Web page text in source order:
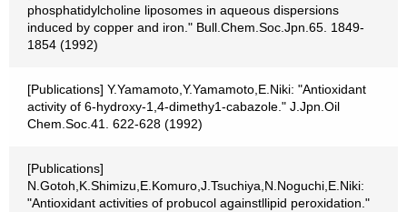
phosphatidylcholine liposomes in aqueous dispersions
induced by copper and iron." Bull.Chem.Soc.Jpn.65. 1849-
1854 (1992)
[Publications] Y.Yamamoto,Y.Yamamoto,E.Niki: "Antioxidant
activity of 6-hydroxy-1,4-dimethy1-cabazole." J.Jpn.Oil
Chem.Soc.41. 622-628 (1992)
[Publications]
N.Gotoh,K.Shimizu,E.Komuro,J.Tsuchiya,N.Noguchi,E.Niki:
"Antioxidant activities of probucol againstllipid peroxidation."